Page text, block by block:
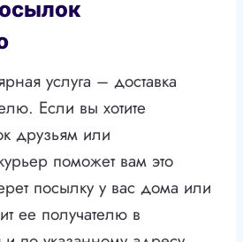
услуга – доставка
Если вы хотите
друзьям или
поможет вам это
посылку у вас дома или
ее получателю в